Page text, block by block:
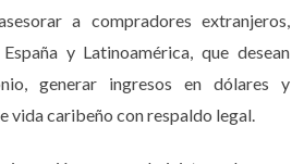
para quienes buscan invertir.
Cana
a compradores extranjeros,
y Latinoamérica, que desean
generar ingresos en dólares y
vida caribeño con respaldo legal.